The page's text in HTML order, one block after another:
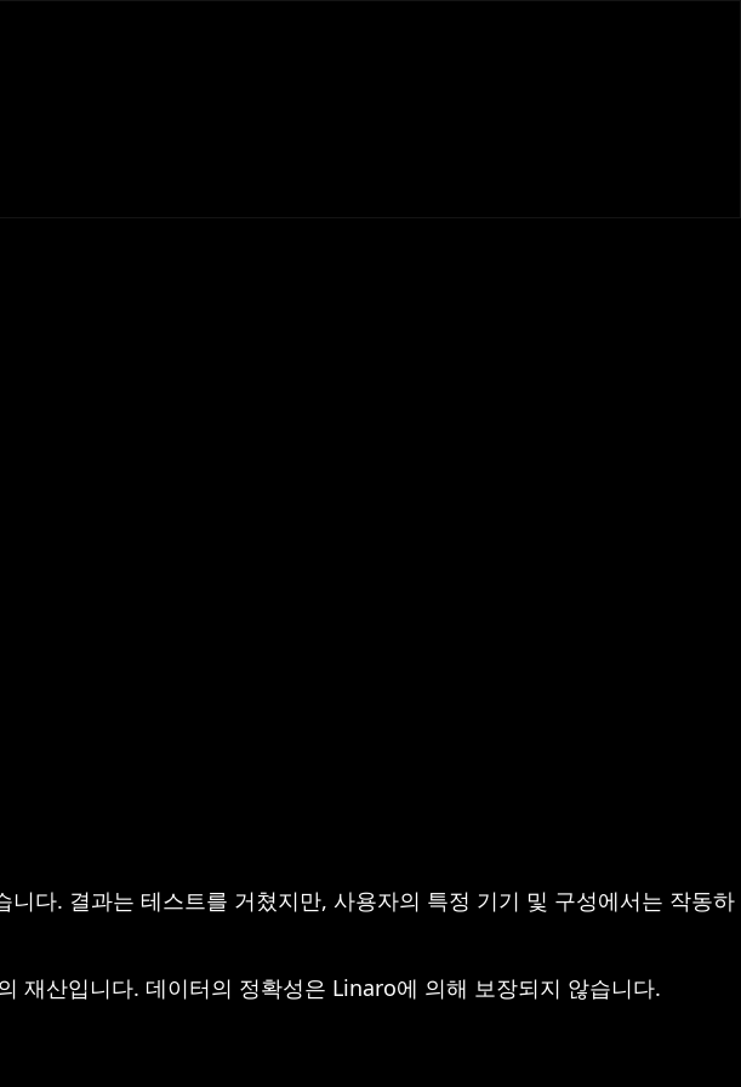
다. 결과는 테스트를 거쳤지만, 사용자의 특정 기기 및 구성에서는 작동하
재산입니다. 데이터의 정확성은 Linaro에 의해 보장되지 않습니다.